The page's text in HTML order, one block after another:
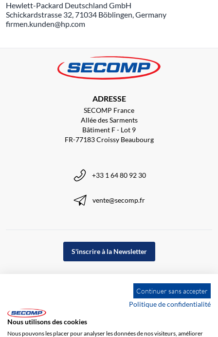
Hewlett-Packard Deutschland GmbH
Schickardstrasse 32, 71034 Böblingen, Germany
firmen.kunden@hp.com
ADRESSE
SECOMP France
Allée des Sarments
Bâtiment F - Lot 9
FR-77183 Croissy Beaubourg
+33 1 64 80 92 30
vente@secomp.fr
S'inscrire à la Newsletter
Continuer sans accepter
Politique de confidentialité
Nous utilisons des cookies
Nous pouvons les placer pour analyser les données de nos visiteurs, améliorer